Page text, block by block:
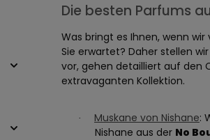
Die besten Parfums
Was bringt es Ihnen, wenn
Sie erwartet? Daher stellen
vor, gehen detailliert auf den
extravaganten Kollektion.
· Muskane von Nishane:
Nishane aus der No